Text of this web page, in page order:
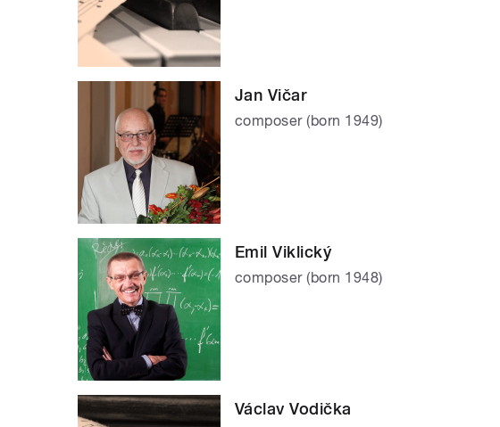
Jan Vičar
composer (born 1949)
Emil Viklický
composer (born 1948)
Václav Vodička